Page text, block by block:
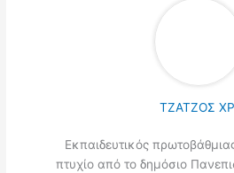
ΤΖΑΤΖΟΣ
Εκπαιδευτικός
πτυχίο από το δημόσιο